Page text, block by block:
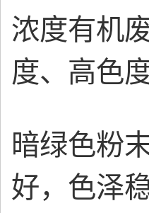
浓度有机
度、高色
暗绿色粉
好，色泽稳